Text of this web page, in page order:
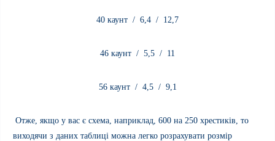
40 каунт / 6,4 / 12,7
46 каунт / 5,5 / 11
56 каунт / 4,5 / 9,1
Отже, якщо у вас є схема, наприклад, 600 на 250 хрестиків, то
виходячи з даних таблиці можна легко розрахувати розмір